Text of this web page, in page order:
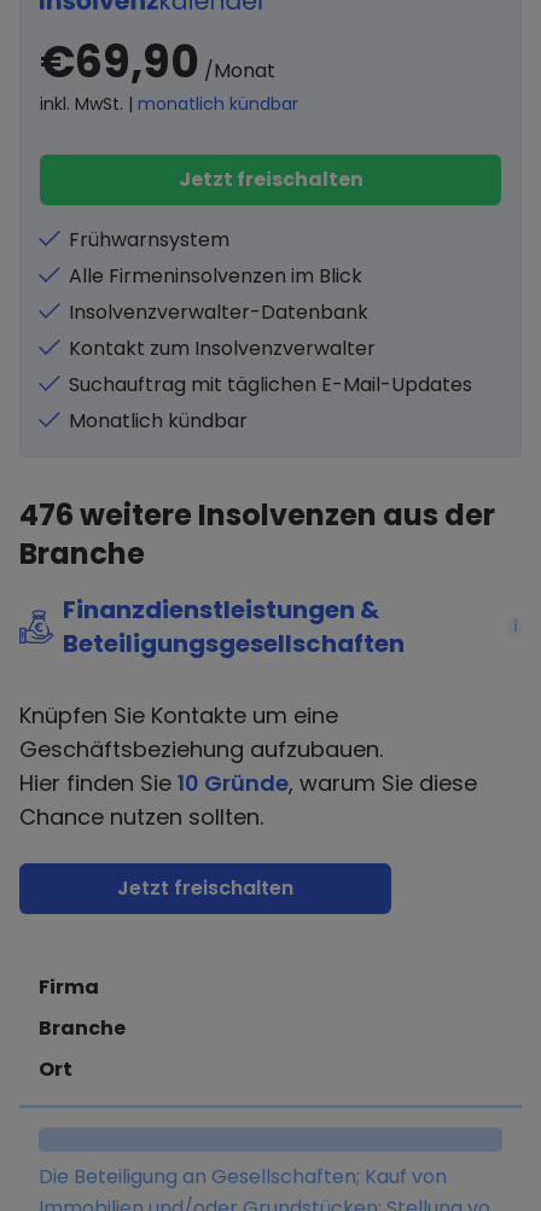
€69,90 /Monat
inkl. MwSt. | monatlich kündbar
Jetzt freischalten
Frühwarnsystem
Alle Firmeninsolvenzen im Blick
Insolvenzverwalter-Datenbank
Kontakt zum Insolvenzverwalter
Suchauftrag mit täglichen E-Mail-Updates
Monatlich kündbar
476weitere Insolvenzen aus der
Branche
Finanzdienstleistungen &
Beteiligungsgesellschaften
i
Knüpfen Sie Kontakte um eine
Geschäftsbeziehung aufzubauen.
Hier finden Sie 10 Gründe, warum Sie diese
Chance nutzen sollten.
Jetzt freischalten
Firma
Branche
Ort
Die Beteiligung an Gesellschaften; Kauf von